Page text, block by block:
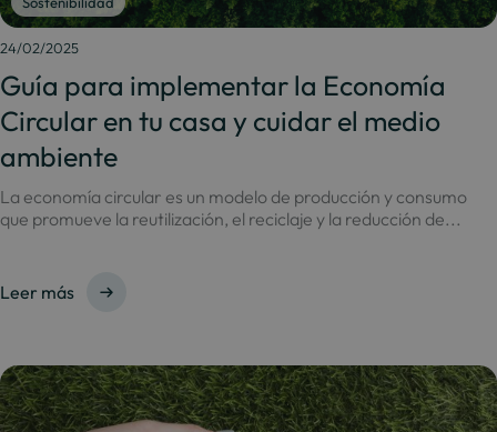
24/02/2025
Guía para implementar la Economía
Circular en tu casa y cuidar el medio
ambiente
La economía circular es un modelo de producción y consumo
que promueve la reutilización, el reciclaje y la reducción de...
Leer más